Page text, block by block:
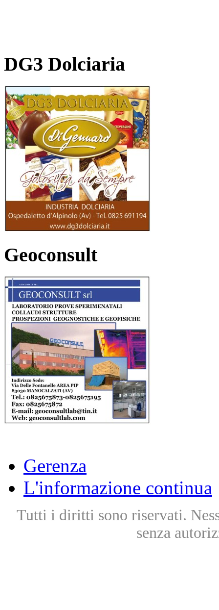
DG3 Dolciaria
Geoconsult
Gerenza
L'informazione continua
Tutti i diritti sono riservati.
senza